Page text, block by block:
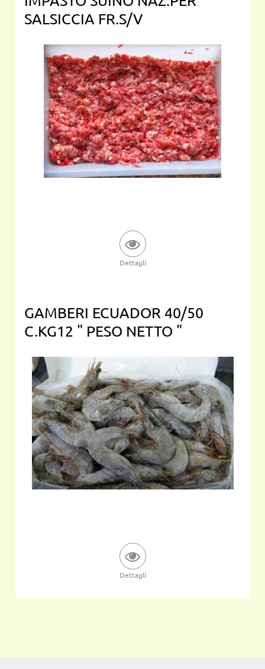
SALSICCIA FR.S/V
Dettagli
GAMBERI ECUADOR 40/50
C.KG12 " PESO NETTO "
Dettagli